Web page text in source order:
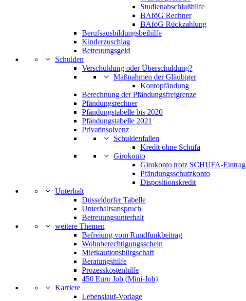
Studienabschlußhilfe
BAföG Rechner
BAföG Rückzahlung
Berufsausbildungsbeihilfe
Kinderzuschlag
Betreuungsgeld
Schulden
Verschuldung oder Überschuldung?
Maßnahmen der Gläubiger
Kontopfändung
Berechnung der Pfändungsfreigrenze
Pfändungsrechner
Pfändungstabelle bis 2020
Pfändungstabelle 2021
Privatinsolvenz
Schuldenfallen
Kredit ohne Schufa
Girokonto
Girokonto trotz SCHUFA-Eintrag
Pfändungsschutzkonto
Dispositionskredit
Unterhalt
Düsseldorfer Tabelle
Unterhaltsanspruch
Betreuungsunterhalt
weitere Themen
Befreiung vom Rundfunkbeitrag
Wohnberechtigungsschein
Mietkautionsbürgschaft
Beratungshilfe
Prozesskostenhilfe
450 Euro Job (Mini-Job)
Karriere
Lebenslauf-Vorlage